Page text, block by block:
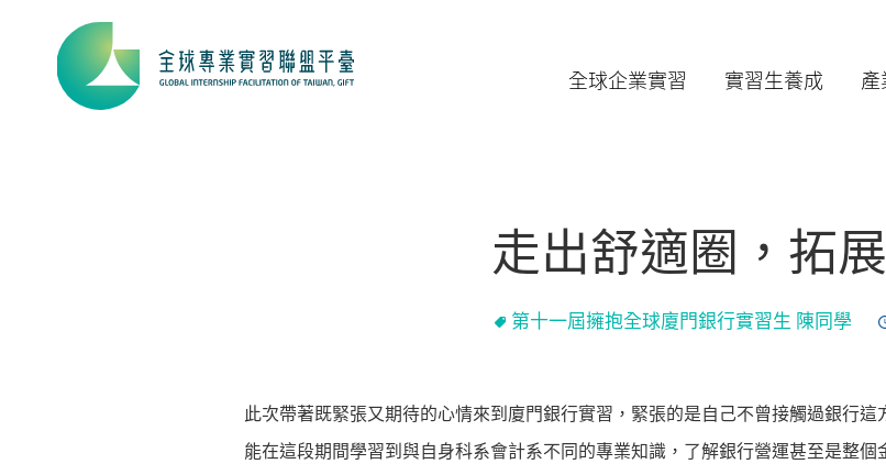
全球企業實習 實習生養成
走出舒適圈，拓
第十一屆擁抱全球廈門銀行實習生 陳同學
此次帶著既緊張又期待的心情來到廈門銀行實習，緊張的是自己不曾接觸過銀行
能在這段期間學習到與自身科系會計系不同的專業知識，了解銀行營運甚至是整